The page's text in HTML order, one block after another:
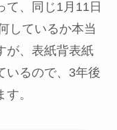
て、同じ1月11日
しているか本当
が、表紙背表紙
いるので、3年後
。